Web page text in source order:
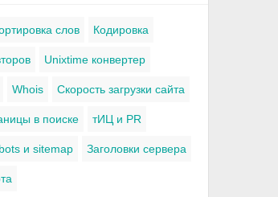
слов Кодировка
Unixtime конвертер
Whois Скорость загрузки сайта
в поиске тИЦ и PR
и sitemap Заголовки сервера